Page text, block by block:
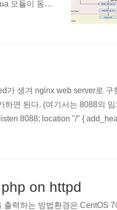
모듈이 동작
용해본 모듈
가 생겨 nginx web server로 구
하면 된다. (여기서는 8088의
8088; location "/" {
뭐로 인지할것인지에 대한 부분
on httpd
력하는 방법환경은 CentOS 7